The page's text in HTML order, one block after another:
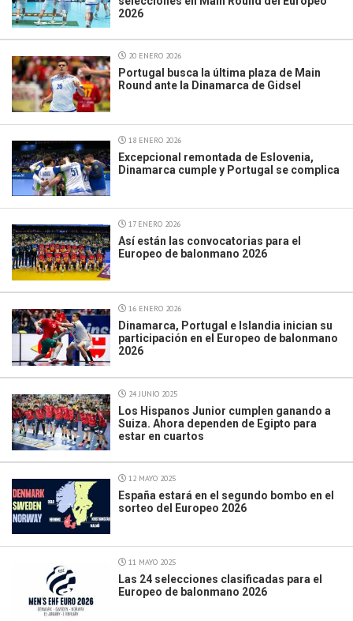
2026
20 ENERO 2026
Portugal busca la última plaza de Main
Round ante la Dinamarca de Gidsel
18 ENERO 2026
Excepcional remontada de Eslovenia,
Dinamarca cumple y Portugal se complica
17 ENERO 2026
Así están las convocatorias para el
Europeo de balonmano 2026
16 ENERO 2026
Dinamarca, Portugal e Islandia inician su
participación en el Europeo de balonmano
2026
24 JUNIO 2025
Los Hispanos Junior cumplen ganando a
Suiza. Ahora dependen de Egipto para
estar en cuartos
12 MAYO 2025
España estará en el segundo bombo en el
sorteo del Europeo 2026
11 MAYO 2025
Las 24 selecciones clasificadas para el
Europeo de balonmano 2026